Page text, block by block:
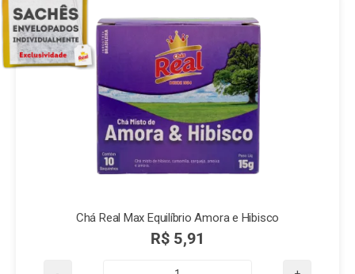
quantidade
Chá Real Max Equilíbrio Amora e Hibisco
R$ 5,91